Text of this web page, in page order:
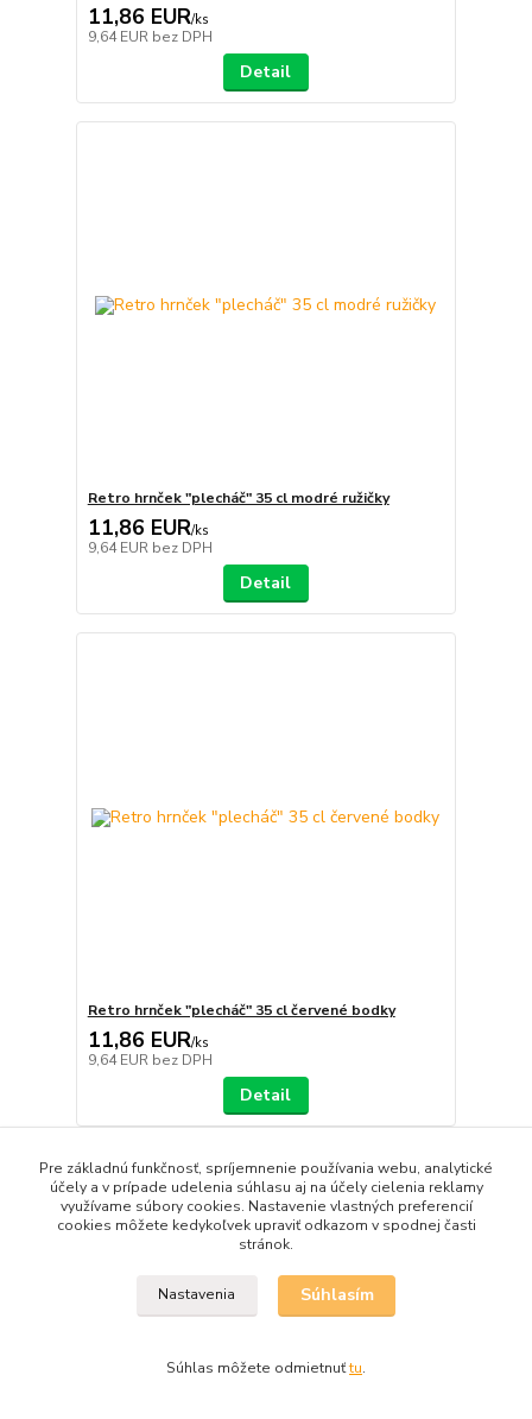
11,86 EUR/ks
9,64 EUR bez DPH
Detail
Retro hrnček "plecháč" 35 cl modré ružičky
11,86 EUR/ks
9,64 EUR bez DPH
Detail
Retro hrnček "plecháč" 35 cl červené bodky
11,86 EUR/ks
9,64 EUR bez DPH
Detail
Pre základnú funkčnosť, spríjemnenie používania webu, analytické
účely a v prípade udelenia súhlasu aj na účely cielenia reklamy
využívame súbory cookies. Nastavenie vlastných preferencií
cookies môžete kedykoľvek upraviť odkazom v spodnej časti
stránok.
Nastavenia Súhlasím
Súhlas môžete odmietnuťtu.